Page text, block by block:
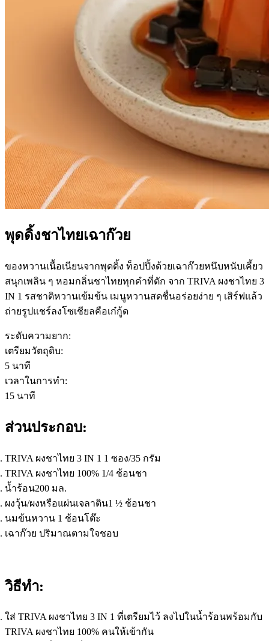
พุดดิ้งชาไทยเฉาก๊วย
ของหวานเนื้อเนียนจากพุดดิ้ง ท็อปปิ้งด้วยเฉาก๊วยหนึบหนับเคี้ยว
สนุกเพลิน ๆ หอมกลิ่นชาไทยทุกคำที่ตัก จาก TRIVA ผงชาไทย 3
IN 1 รสชาติหวานเข้มข้น เมนูหวานสดชื่นอร่อยง่าย ๆ เสิร์ฟแล้ว
ถ่ายรูปแชร์ลงโซเชียลคือเก๋กู้ด
ระดับความยาก:
เตรียมวัตถุดิบ:
5 นาที
เวลาในการทำ:
15 นาที
ส่วนประกอบ:
TRIVA ผงชาไทย 3 IN 1 1 ซอง/35 กรัม
TRIVA ผงชาไทย 100% 1/4 ช้อนชา
น้ำร้อน200 มล.
ผงวุ้น/ผงหรือแผ่นเจลาติน1 ½ ช้อนชา
นมข้นหวาน 1 ช้อนโต๊ะ
เฉาก๊วย ปริมาณตามใจชอบ
วิธีทำ:
ใส่ TRIVA ผงชาไทย 3 IN 1 ที่เตรียมไว้ ลงไปในน้ำร้อนพร้อมกับ
TRIVA ผงชาไทย 100% คนให้เข้ากัน